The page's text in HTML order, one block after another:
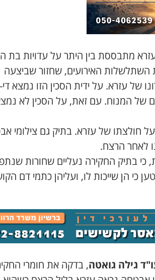
מתבססת בין היתר על עדויות בת
האירועים, שחזור שביצעה
של עזרא. על ידית הסכין הזו נמצא די-
המנוח. עם זאת, על הסכין לא
חולצתו של עזרא. בתיק גם צילומי
לאחר הרצח.
כי בתיק החקירה נעליים שחורות
כי הן שייכות לו, ועליהן כתמי דם
גילה גואטה, בדקה את חומרי